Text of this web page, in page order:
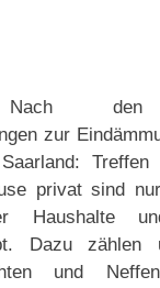
Nach den
zur
Treffen
privat sind
Haushalte
Dazu zählen
und